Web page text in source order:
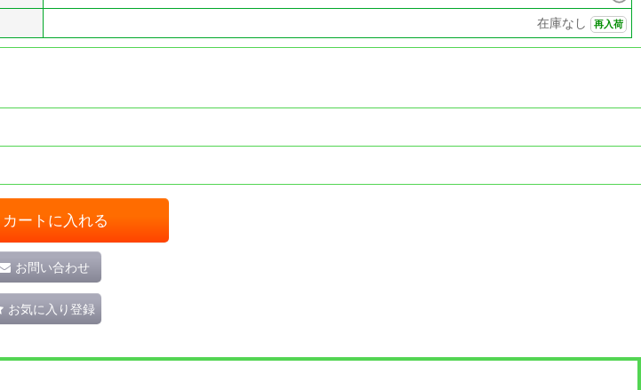
在庫なし 再入荷
カートに入れる
お問い合わせ
お気に入り登録